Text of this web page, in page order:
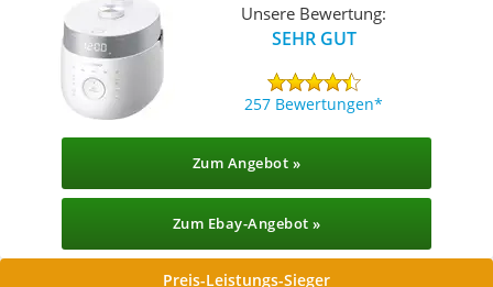
Unsere Bewertung:
SEHR GUT
257 Bewertungen
Zum Angebot »
Zum Ebay-Angebot »
Preis-Leistungs-Sieger